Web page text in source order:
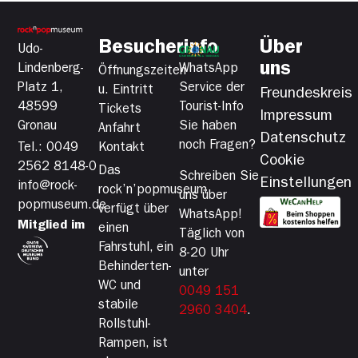
Udo-
Lindenberg-
Platz 1,
48599
Gronau
Tel.: 0049
2562 8148-0
info@rock-
popmuseum.de
Mitglied im
Besucherinfo
Öffnungszeiten
u. Eintritt
Tickets
Anfahrt
Kontakt
Das
rock’n’popmuseum
verfügt über
einen
Fahrstuhl, ein
Behinderten-
WC und
stabile
Rollstuhl-
Rampen, ist
WhatsApp
Service der
Tourist-Info
Sie haben
noch Fragen?
Schreiben Sie
uns über
WhatsApp!
Täglich von
8-20 Uhr
unter
0049 151
2960 3404.
Über
uns
Freundeskreis
Impressum
Datenschutz
Cookie
Einstellungen